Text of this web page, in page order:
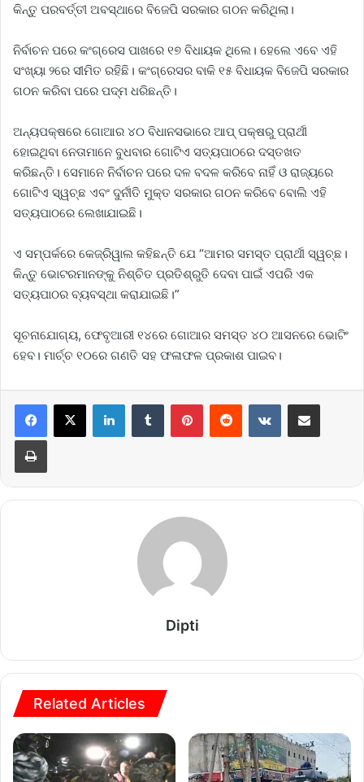
କିନ୍ତୁ ପରବର୍ତ୍ତୀ ଅବସ୍ଥାରେ ବିଜେପି ସରକାର ଗଠନ କରିଥିଲା।
ନିର୍ବାଚନ ପରେ କଂଗ୍ରେସ ପାଖରେ ୧୭ ବିଧାୟକ ଥିଲେ। ହେଲେ ଏବେ ଏହି
ସଂଖ୍ୟା ୨ରେ ସୀମିତ ରହିଛି। କଂଗ୍ରେସର ବାକି ୧୫ ବିଧାୟକ ବିଜେପି ସରକାର
ଗଠନ କରିବା ପରେ ପଦ୍ମ ଧରିଛନ୍ତି।
ଅନ୍ୟପକ୍ଷରେ ଗୋଆର ୪୦ ବିଧାନସଭାରେ ଆପ୍‌ ପକ୍ଷରୁ ପ୍ରାର୍ଥୀ
ହୋଇଥିବା ନେତାମାନେ ବୁଧବାର ଗୋଟିଏ ସତ୍ୟପାଠରେ ଦସ୍ତଖତ
କରିଛନ୍ତି। ସେମାନେ ନିର୍ବାଚନ ପରେ ଦଳ ବଦଳ କରିବେ ନାହିଁ ଓ ରାଜ୍ୟରେ
ଗୋଟିଏ ସ୍ୱଚ୍ଛ ଏବଂ ଦୁର୍ନୀତି ମୁକ୍ତ ସରକାର ଗଠନ କରିବେ ବୋଲି ଏହି
ସତ୍ୟପାଠରେ ଲେଖାଯାଇଛି।
ଏ ସମ୍ପର୍କରେ କେଜ୍ରିୱାଲ କହିଛନ୍ତି ଯେ “ଆମର ସମସ୍ତ ପ୍ରାର୍ଥୀ ସ୍ୱଚ୍ଛ।
କିନ୍ତୁ ଭୋଟରମାନଙ୍କୁ ନିଶ୍ଚିତ ପ୍ରତିଶ୍ରୁତି ଦେବା ପାଇଁ ଏପରି ଏକ
ସତ୍ୟପାଠର ବ୍ୟବସ୍ଥା କରାଯାଇଛି।”
ସୂଚନାଯୋଗ୍ୟ, ଫେବୃଆରୀ ୧୪ରେ ଗୋଆର ସମସ୍ତ ୪୦ ଆସନରେ ଭୋଟିଂ
ହେବ। ମାର୍ଚ୍ଚ ୧୦ରେ ଗଣତି ସହ ଫଳାଫଳ ପ୍ରକାଶ ପାଇବ।
Dipti
Related Articles